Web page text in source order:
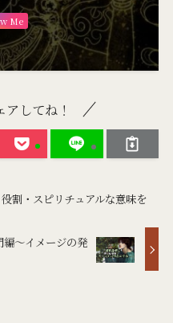
Me
してね！
割・スピリチュアルな意味を
編～イメージの発